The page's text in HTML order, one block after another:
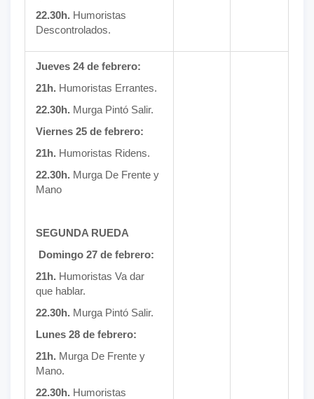
22.30h. Humoristas
Descontrolados.
Jueves 24 de febrero:
21h. Humoristas Errantes.
22.30h. Murga Pintó Salir.
Viernes 25 de febrero:
21h. Humoristas Ridens.
22.30h. Murga De Frente y
Mano
SEGUNDA RUEDA
Domingo 27 de febrero:
21h. Humoristas Va dar
que hablar.
22.30h. Murga Pintó Salir.
Lunes 28 de febrero:
21h. Murga De Frente y
Mano.
22.30h. Humoristas